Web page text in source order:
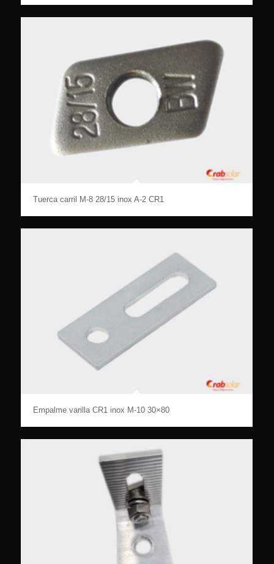
Tuerca carril M-8 28/15 inox A-2 CR1
Empalme varilla CR1 inox M-10 30×80